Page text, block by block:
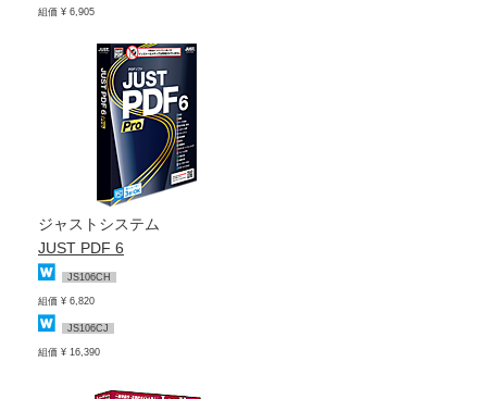
組価 ¥ 6,905
ジャストシステム
JUST PDF 6
JS106CH
組価 ¥ 6,820
JS106CJ
組価 ¥ 16,390